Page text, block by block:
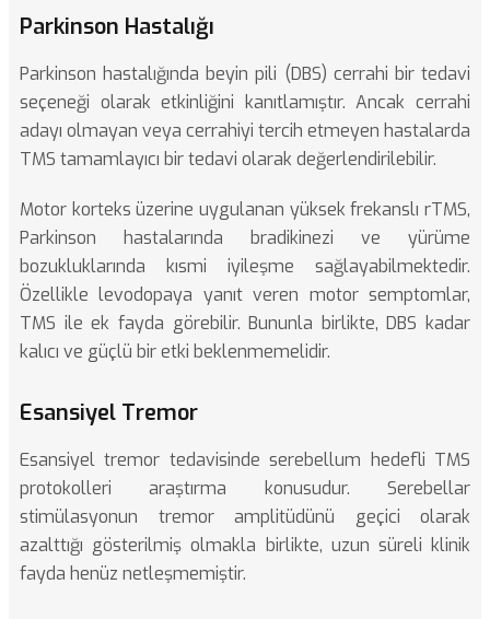
Parkinson Hastalığı
Parkinson hastalığında beyin pili (DBS) cerrahi bir tedavi
seçeneği olarak etkinliğini kanıtlamıştır. Ancak cerrahi
adayı olmayan veya cerrahiyi tercih etmeyen hastalarda
TMS tamamlayıcı bir tedavi olarak değerlendirilebilir.
Motor korteks üzerine uygulanan yüksek frekanslı rTMS,
Parkinson hastalarında bradikinezi ve yürüme
bozukluklarında kısmi iyileşme sağlayabilmektedir.
Özellikle levodopaya yanıt veren motor semptomlar,
TMS ile ek fayda görebilir. Bununla birlikte, DBS kadar
kalıcı ve güçlü bir etki beklenmemelidir.
Esansiyel Tremor
Esansiyel tremor tedavisinde serebellum hedefli TMS
protokolleri araştırma konusudur. Serebellar
stimülasyonun tremor amplitüdünü geçici olarak
azalttığı gösterilmiş olmakla birlikte, uzun süreli klinik
fayda henüz netleşmemiştir.